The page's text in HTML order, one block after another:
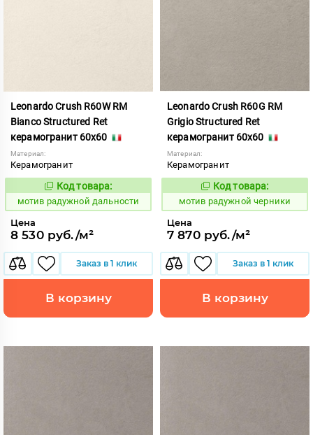
Leonardo Crush R60W RM
Bianco Structured Ret
керамогранит 60x60
Материал:
Керамогранит
1040871
Код товара:
мотив радужной дальности
Цена
8 530 руб./м²
Заказ в 1 клик
В корзину
Leonardo Crush R60G RM
Grigio Structured Ret
керамогранит 60x60
Материал:
Керамогранит
1040869
Код товара:
мотив радужной черники
Цена
7 870 руб./м²
Заказ в 1 клик
В корзину